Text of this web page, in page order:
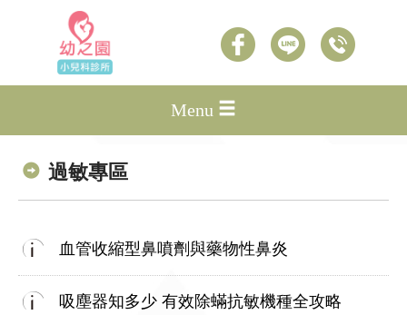
Menu
過敏專區
血管收縮型鼻噴劑與藥物性鼻炎
吸塵器知多少 有效除蟎抗敏機種全攻略